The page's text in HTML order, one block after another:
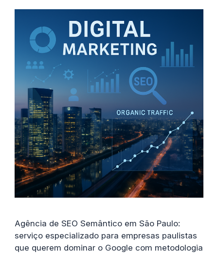
Agência de SEO Semântico em São Paulo:
serviço especializado para empresas paulistas
que querem dominar o Google com metodologia